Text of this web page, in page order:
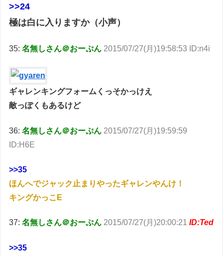
>>24
極は白に入りますか（小声）
35:名無しさん＠おーぷん 2015/07/27(月)19:58:53 ID:n4i
ギャレンキングフォームくっそかっけえ
敵っぽくもあるけど
36:名無しさん＠おーぷん 2015/07/27(月)19:59:59
ID:H6E
>>35
ほんへでジャック止まりやったギャレンやんけ！
キングかっこE
37:名無しさん＠おーぷん 2015/07/27(月)20:00:21ID:Ted
>>35